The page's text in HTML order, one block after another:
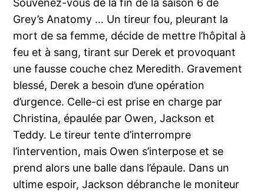
Souvenez-vous de la fin de la saison 6 de
Grey’s Anatomy … Un tireur fou, pleurant la
mort de sa femme, décide de mettre l’hôpital à
feu et à sang, tirant sur Derek et provoquant
une fausse couche chez Meredith. Gravement
blessé, Derek a besoin d’une opération
d’urgence. Celle-ci est prise en charge par
Christina, épaulée par Owen, Jackson et
Teddy. Le tireur tente d’interrompre
l’intervention, mais Owen s’interpose et se
prend alors une balle dans l’épaule. Dans un
ultime espoir, Jackson débranche le moniteur